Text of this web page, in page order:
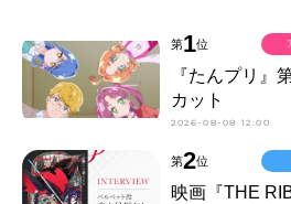
第1位
『たんプリ』
カット
2026-08-08 12:00
第2位
映画『THE